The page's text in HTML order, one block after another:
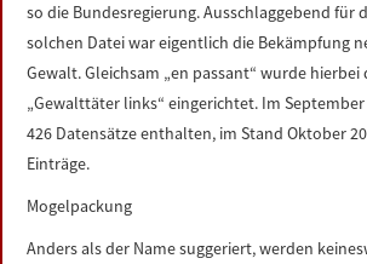
so die Bundesregierung. Ausschlaggebend für
solchen Datei war eigentlich die Bekämpfung
Gewalt. Gleichsam „en passant“ wurde hierbei
„Gewalttäter links“ eingerichtet. Im
426 Datensätze enthalten, im Stand Oktober
Einträge.
Mogelpackung
Anders als der Name suggeriert, werden